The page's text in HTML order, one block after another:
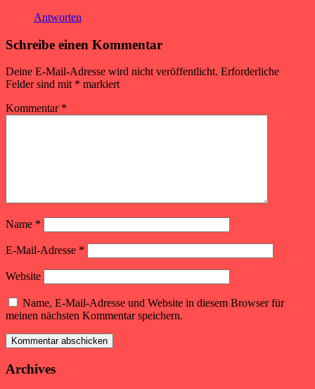
Antworten
Schreibe einen Kommentar
Deine E-Mail-Adresse wird nicht veröffentlicht. Erforderliche
Felder sind mit * markiert
Kommentar *
Name *
E-Mail-Adresse *
Website
Name, E-Mail-Adresse und Website in diesem Browser für
meinen nächsten Kommentar speichern.
Archives